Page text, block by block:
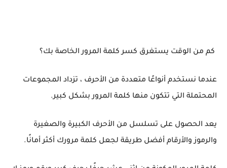
كم من الوقت يستغرق كسر كلمة المرور الخاصة بك؟
عندما نستخدم أنواعًا متعددة من الأحرف ، تزداد المجموعات
المحتملة التي تتكون منها كلمة المرور بشكل كبير.
يعد الحصول على تسلسل من الأحرف الكبيرة والصغيرة
والرموز والأرقام أفضل طريقة لجعل كلمة مرورك أكثر أمانًا.